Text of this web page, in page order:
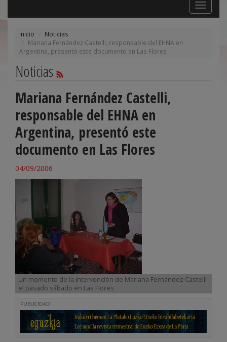
Toggle
navigation
Inicio
Noticias
Mariana Fernández Castelli, responsable del EHNA en
Argentina, presentó este documento en Las Flores
Noticias
Mariana Fernández Castelli,
responsable del EHNA en
Argentina, presentó este
documento en Las Flores
04/09/2006
Un momento de la intervención de Mariana Fernández Castelli
el pasado sábado en Las Flores
PUBLICIDAD